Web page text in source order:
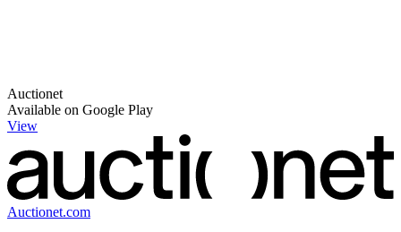
Auctionet
Available on Google Play
View
Auctionet.com